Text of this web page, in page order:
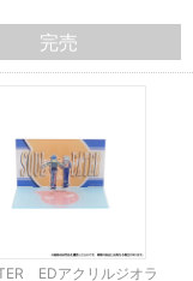
完売
EDアクリルジオラ